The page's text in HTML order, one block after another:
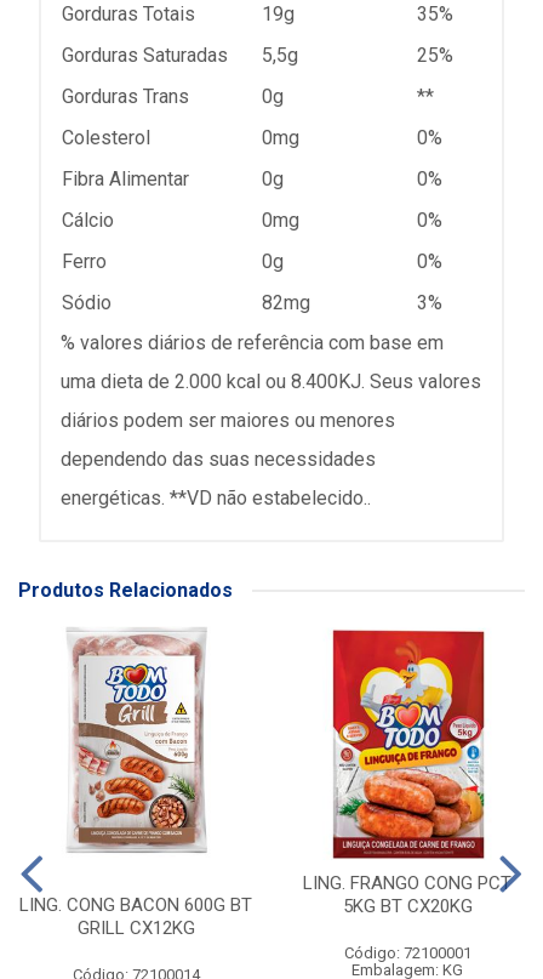
Gorduras Totais
19g
35%
Gorduras Saturadas
5,5g
25%
Gorduras Trans
0g
**
Colesterol
0mg
0%
Fibra Alimentar
0g
0%
Cálcio
0mg
0%
Ferro
0g
0%
Sódio
82mg
3%
% valores diários de referência com base em
uma dieta de 2.000 kcal ou 8.400KJ. Seus valores
diários podem ser maiores ou menores
dependendo das suas necessidades
energéticas. **VD não estabelecido..
Produtos Relacionados
LING. CONG BACON 600G BT
GRILL CX12KG
Código: 72100014
LING. FRANGO CONG PCT
5KG BT CX20KG
Código: 72100001
Embalagem: KG